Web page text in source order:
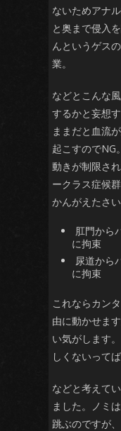
ないためアナ
と奥まで侵入
んというゲス
業。
などとこんな
するかと妄想
ままだと血流
起こすのでNG
動きが制限さ
ークラス症候
かんがえたさ
肛門から
に拘束
尿道から
に拘束
これならカン
由に動かせま
い気がします
しくないって
などと考えて
ました。ノミ
跳ぶのですが